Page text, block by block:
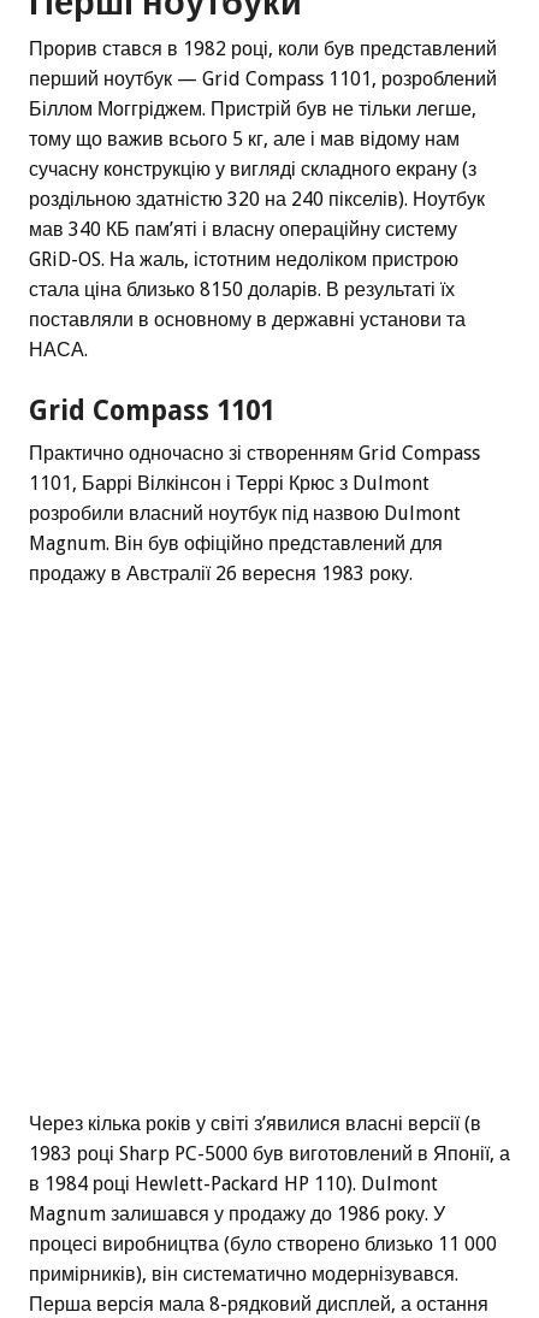
Прорив стався в 1982 році, коли був представлений
перший ноутбук — Grid Compass 1101, розроблений
Біллом Моггріджем. Пристрій був не тільки легше,
тому що важив всього 5 кг, але і мав відому нам
сучасну конструкцію у вигляді складного екрану (з
роздільною здатністю 320 на 240 пікселів). Ноутбук
мав 340 КБ пам’яті і власну операційну систему
GRiD-OS. На жаль, істотним недоліком пристрою
стала ціна близько 8150 доларів. В результаті їх
поставляли в основному в державні установи та
НАСА.
Grid Compass 1101
Практично одночасно зі створенням Grid Compass
1101, Баррі Вілкінсон і Террі Крюс з Dulmont
розробили власний ноутбук під назвою Dulmont
Magnum. Він був офіційно представлений для
продажу в Австралії 26 вересня 1983 року.
Через кілька років у світі з’явилися власні версії (в
1983 році Sharp PC-5000 був виготовлений в Японії, а
в 1984 році Hewlett-Packard HP 110). Dulmont
Magnum залишався у продажу до 1986 року. У
процесі виробництва (було створено близько 11 000
примірників), він систематично модернізувався.
Перша версія мала 8-рядковий дисплей, а остання